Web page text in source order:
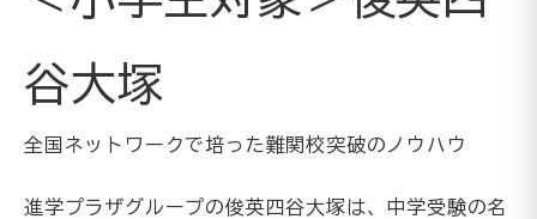
谷大塚
全国ネットワークで培った難関校突破のノウハウ
進学プラザグループの俊英四谷大塚は、中学受験の名